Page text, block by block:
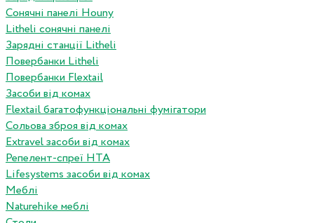
Сонячні панелі Houny
Litheli сонячні панелі
Зарядні станції Litheli
Повербанки Litheli
Повербанки Flextail
Засоби від комах
Flextail багатофункціональні фумігатори
Сольова зброя від комах
Extravel засоби від комах
Репелент-спреї HTA
Lifesystems засоби від комах
Меблі
Naturehike меблі